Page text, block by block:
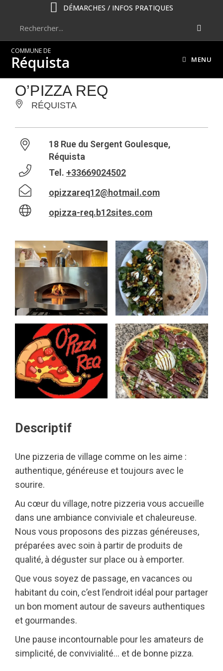
DÉMARCHES / INFOS PRATIQUES
COMMUNE DE
Réquista MENU
O’PIZZA REQ
RÉQUISTA
18 Rue du Sergent Goulesque,
Réquista
Tel. +33669024502
opizzareq12@hotmail.com
opizza-req.b12sites.com
Descriptif
Une pizzeria de village comme on les aime :
authentique, généreuse et toujours avec le
sourire.
Au cœur du village, notre pizzeria vous accueille
dans une ambiance conviviale et chaleureuse.
Nous vous proposons des pizzas généreuses,
préparées avec soin à partir de produits de
qualité, à déguster sur place ou à emporter.
Que vous soyez de passage, en vacances ou
habitant du coin, c’est l’endroit idéal pour partager
un bon moment autour de saveurs authentiques
et gourmandes.
Une pause incontournable pour les amateurs de
simplicité, de convivialité… et de bonne pizza.